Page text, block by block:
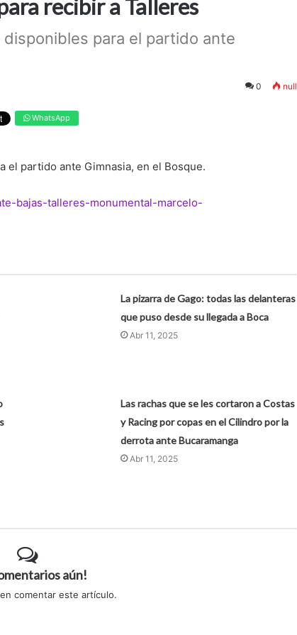
recibir a Talleres
para el partido ante
0 null
WhatsApp
el partido ante Gimnasia, en el Bosque.
bajas-talleres-monumental-marcelo-
La pizarra de Gago: todas las delanteras
que puso desde su llegada a Boca
Abr 11, 2025
Las rachas que se les cortaron a Costas
y Racing por copas en el Cilindro por la
derrota ante Bucaramanga
Abr 11, 2025
aún!
comentar este artículo.